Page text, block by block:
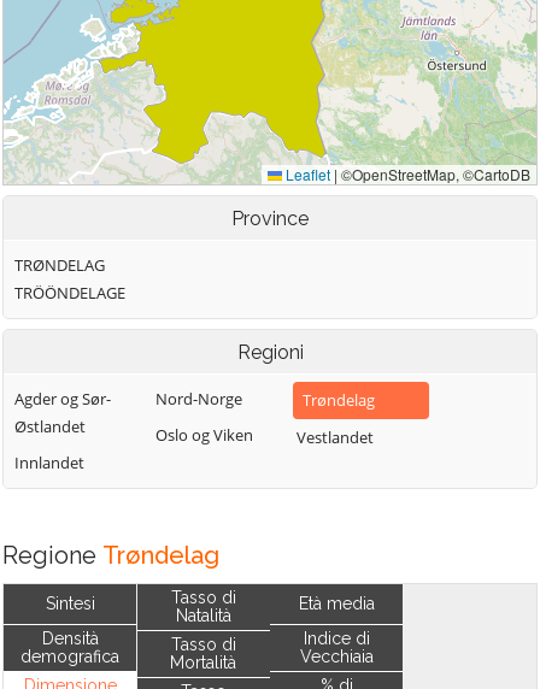
Province
TRØNDELAG
TRÖÖNDELAGE
Regioni
Agder og Sør-
Østlandet
Innlandet
Nord-Norge
Oslo og Viken
Trøndelag
Vestlandet
Regione Trøndelag
Sintesi
Densità
demografica
Tasso di
Natalità
Tasso di
Mortalità
Età media
Indice di
Vecchiaia